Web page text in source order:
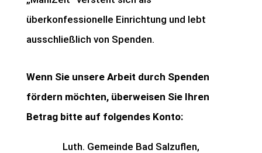
überkonfessionelle Einrichtung und lebt
ausschließlich von Spenden.
Wenn Sie unsere Arbeit durch Spenden
fördern möchten, überweisen Sie Ihren
Betrag bitte auf folgendes Konto:
Luth. Gemeinde Bad Salzuflen,